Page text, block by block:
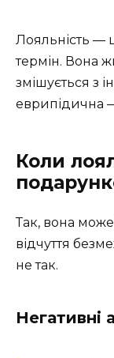
Лояльність —
термін. Вона
змішується з
еврипідична
Коли
Так, вона
відчуття
не так.
Негативні